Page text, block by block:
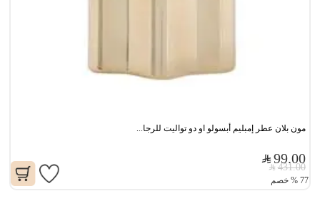
مون بلان عطر إمبليم أبسولو او دو تواليت للرجا...
99.00
431.00
77
% خصم